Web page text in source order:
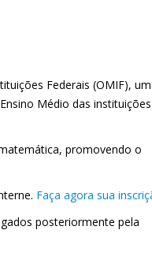
Federais (OMIF),
Médio das
promovendo o
Faça agora sua
posteriormente pela